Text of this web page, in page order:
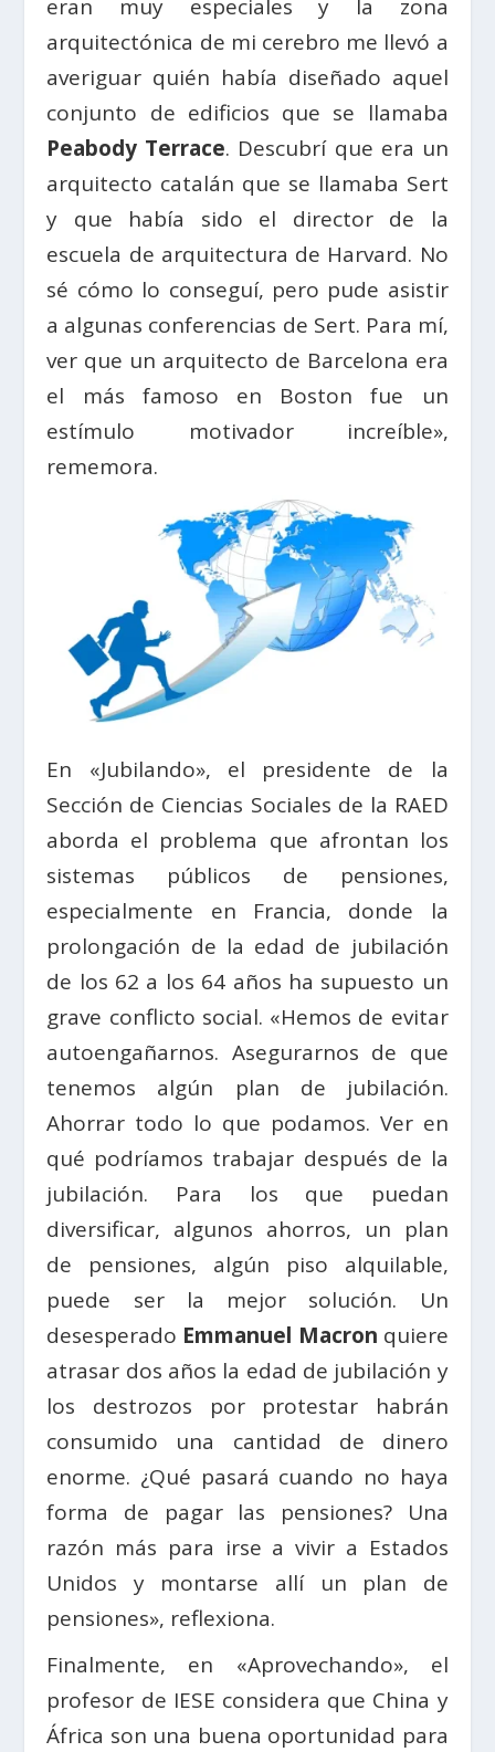
eran muy especiales y la zona
arquitectónica de mi cerebro me llevó a
averiguar quién había diseñado aquel
conjunto de edificios que se llamaba
Peabody Terrace. Descubrí que era un
arquitecto catalán que se llamaba Sert
y que había sido el director de la
escuela de arquitectura de Harvard. No
sé cómo lo conseguí, pero pude asistir
a algunas conferencias de Sert. Para mí,
ver que un arquitecto de Barcelona era
el más famoso en Boston fue un
estímulo motivador increíble»,
rememora.
En «Jubilando», el presidente de la
Sección de Ciencias Sociales de la RAED
aborda el problema que afrontan los
sistemas públicos de pensiones,
especialmente en Francia, donde la
prolongación de la edad de jubilación
de los 62 a los 64 años ha supuesto un
grave conflicto social. «Hemos de evitar
autoengañarnos. Asegurarnos de que
tenemos algún plan de jubilación.
Ahorrar todo lo que podamos. Ver en
qué podríamos trabajar después de la
jubilación. Para los que puedan
diversificar, algunos ahorros, un plan
de pensiones, algún piso alquilable,
puede ser la mejor solución. Un
desesperado Emmanuel Macron quiere
atrasar dos años la edad de jubilación y
los destrozos por protestar habrán
consumido una cantidad de dinero
enorme. ¿Qué pasará cuando no haya
forma de pagar las pensiones? Una
razón más para irse a vivir a Estados
Unidos y montarse allí un plan de
pensiones», reflexiona.
Finalmente, en «Aprovechando», el
profesor de IESE considera que China y
África son una buena oportunidad para